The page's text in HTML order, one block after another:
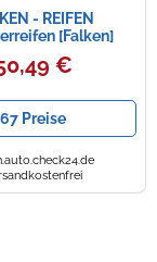
- REIFEN
[Falken]
91H SINCERA
336752th
€
67 Preise